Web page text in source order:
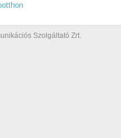
Szolgáltató Zrt.